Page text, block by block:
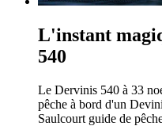
L'instant
540
Le Dervinis 540 à 33
pêche à bord d'un
Saulcourt guide de